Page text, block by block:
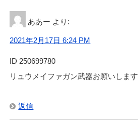
ああー より:
2021年2月17日 6:24 PM
ID 250699780
リュウメイファガン武器お願いします
返信